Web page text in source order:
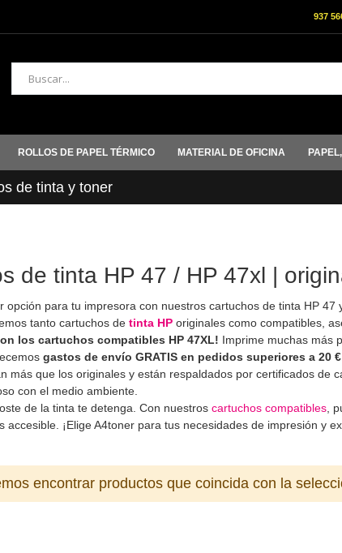
937
Buscar
ROLLOS DE PAPEL TÉRMICO MATERIAL DE OFICINA
de tinta y toner
de tinta HP 47 / HP 47xl |
opción para tu impresora con nuestros cartuchos de tinta HP 47 y
tanto cartuchos de tinta HPoriginales como compatibles,
los cartuchos compatibles HP 47XL! Imprime muchas más
gastos de envío GRATIS en pedidos superiores a 20 €
más que los originales y están respaldados por certificados de
con el medio ambiente.
de la tinta te detenga. Con nuestros cartuchos compatibles,
accesible. ¡Elige A4toner para tus necesidades de impresión y
encontrar productos que coincida con la